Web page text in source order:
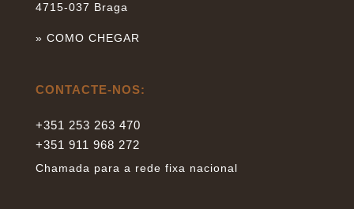
4715-037 Braga
» COMO CHEGAR
CONTACTE-NOS:
+351 253 263 470
+351 911 968 272
Chamada para a rede fixa nacional